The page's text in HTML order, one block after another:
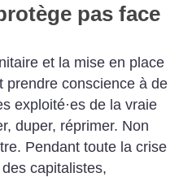
pas face
et la mise en place
prendre conscience à de
exploité·es de la vraie
duper, réprimer. Non
Pendant toute la crise
capitalistes,